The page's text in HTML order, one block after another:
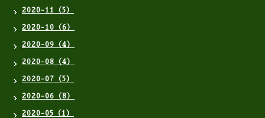
2020-11（5）
2020-10（6）
2020-09（4）
2020-08（4）
2020-07（5）
2020-06（8）
2020-05（1）